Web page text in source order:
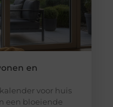
en
voor huis
een bloeiende